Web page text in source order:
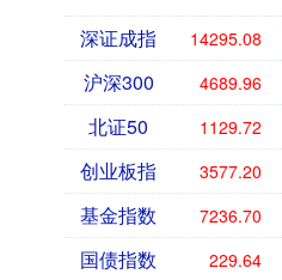
深证成指 14295.08
沪深300 4689.96
北证50 1129.72
创业板指 3577.20
基金指数 7236.70
国债指数 229.64